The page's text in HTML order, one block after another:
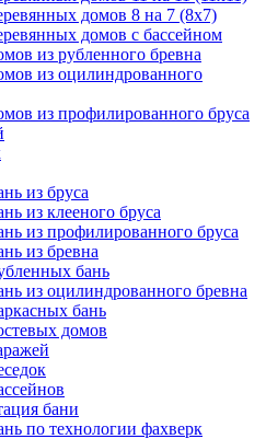
домов 8 на 7 (8x7)
домов с бассейном
из рубленного бревна
из оцилиндрованного
из профилированного бруса
из бруса
из клееного бруса
из профилированного бруса
из бревна
бань
из оцилиндрованного бревна
бань
домов
бани
по технологии фахверк